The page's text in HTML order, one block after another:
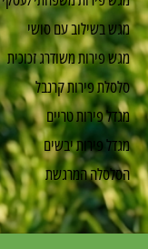
בשילוב עם סושי
פירות משודרג זכוכית
פירות קרנבל
פירות טריים
פירות יבשים
המרגשת